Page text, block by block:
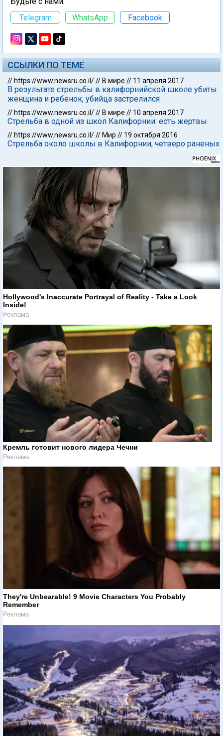
Telegram
WhatsApp Facebook
ССЫЛКИ ПО ТЕМЕ
// https://www.newsru.co.il/// В мире // 11 апреля 2017
В результате стрельбы в калифорнийской школе убиты
женщина и ребенок, убийца застрелился
// https://www.newsru.co.il/// В мире // 10 апреля 2017
Стрельба в одной из школ Калифорнии: есть жертвы
// https://www.newsru.co.il/// Мир // 19 октября 2016
Стрельба около школы в Калифорнии, четверо раненых
Hollywood's Inaccurate Portrayal of Reality - Take a Look
Inside!
Реклама
Кремль готовит нового лидера Чечни
Реклама
They're Unbearable! 9 Movie Characters You Probably
Remember
Реклама